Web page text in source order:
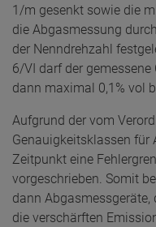
1/m gesenkt sowie die
die Abgasmessung
der Nenndrehzahl
6/VI darf der
dann maximal 0,1% vol
Aufgrund der vom
Genauigkeitsklassen für
Zeitpunkt eine
vorgeschrieben. Somit
dann
die verschärften